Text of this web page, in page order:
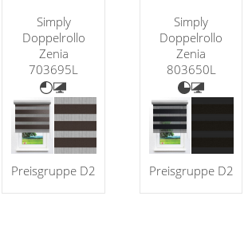
Simply
Doppelrollo
Zenia
703695L
Preisgruppe D2
Simply
Doppelrollo
Zenia
803650L
Preisgruppe D2